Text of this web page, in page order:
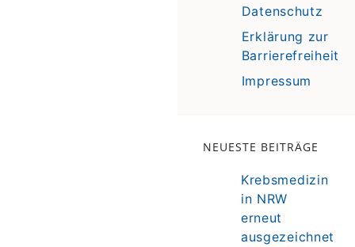
Datenschutz
Erklärung zur
Barrierefreiheit
Impressum
NEUESTE BEITRÄGE
Krebsmedizin
in NRW
erneut
ausgezeichnet